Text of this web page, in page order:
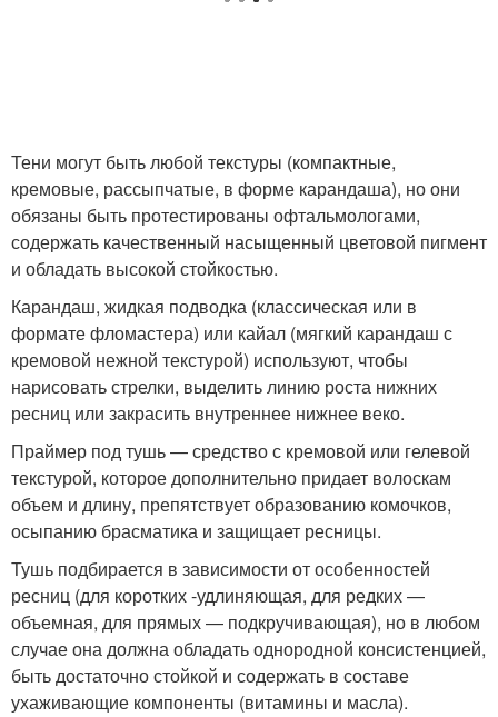
Тени могут быть любой текстуры (компактные,
кремовые, рассыпчатые, в форме карандаша), но они
обязаны быть протестированы офтальмологами,
содержать качественный насыщенный цветовой пигмент
и обладать высокой стойкостью.
Карандаш, жидкая подводка (классическая или в
формате фломастера) или кайал (мягкий карандаш с
кремовой нежной текстурой) используют, чтобы
нарисовать стрелки, выделить линию роста нижних
ресниц или закрасить внутреннее нижнее веко.
Праймер под тушь — средство с кремовой или гелевой
текстурой, которое дополнительно придает волоскам
объем и длину, препятствует образованию комочков,
осыпанию брасматика и защищает ресницы.
Тушь подбирается в зависимости от особенностей
ресниц (для коротких -удлиняющая, для редких —
объемная, для прямых — подкручивающая), но в любом
случае она должна обладать однородной консистенцией,
быть достаточно стойкой и содержать в составе
ухаживающие компоненты (витамины и масла).